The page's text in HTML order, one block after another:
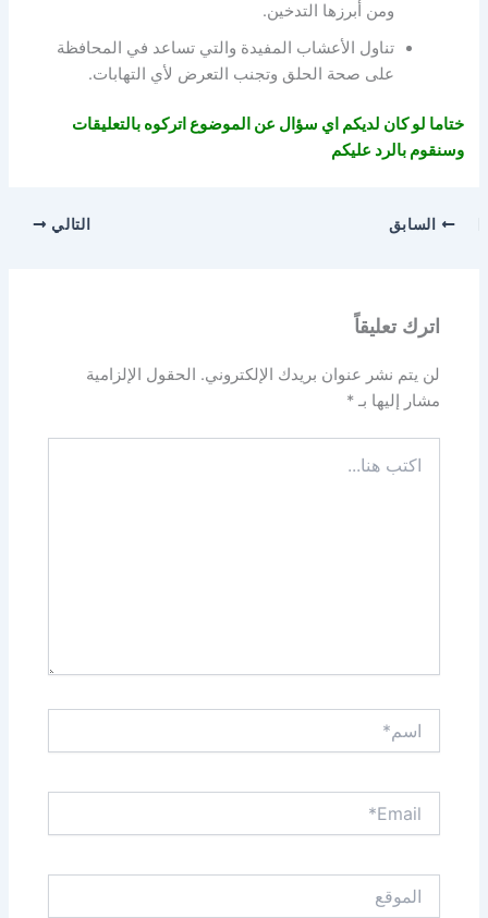
ومن أبرزها التدخين.
تناول الأعشاب المفيدة والتي تساعد في المحافظة
على صحة الحلق وتجنب التعرض لأي التهابات.
ختاما لو كان لديكم اي سؤال عن الموضوع اتركوه بالتعليقات
وسنقوم بالرد عليكم
السابق التالي
اترك تعليقاً
لن يتم نشر عنوان بريدك الإلكتروني. الحقول الإلزامية
مشار إليها بـ*
هنا...